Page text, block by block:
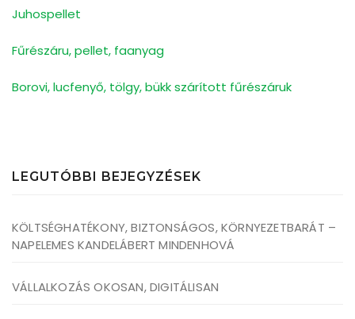
Juhospellet
Fűrészáru, pellet, faanyag
Borovi, lucfenyő, tölgy, bükk szárított fűrészáruk
LEGUTÓBBI BEJEGYZÉSEK
KÖLTSÉGHATÉKONY, BIZTONSÁGOS, KÖRNYEZETBARÁT –
NAPELEMES KANDELÁBERT MINDENHOVÁ
VÁLLALKOZÁS OKOSAN, DIGITÁLISAN